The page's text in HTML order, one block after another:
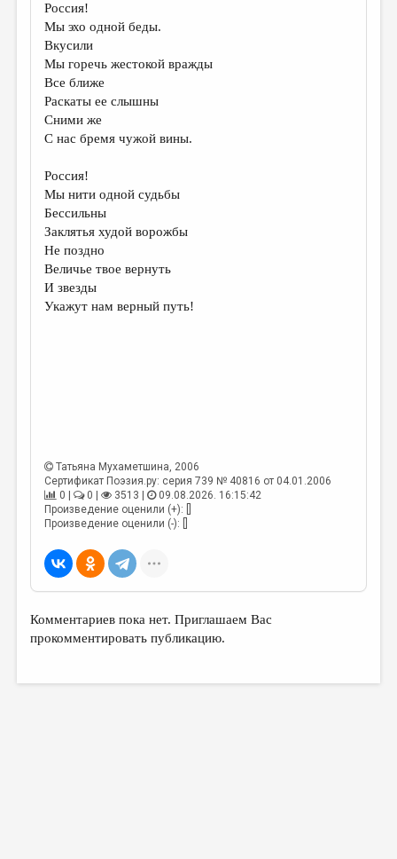
Россия!
Мы эхо одной беды.
Вкусили
Мы горечь жестокой вражды
Все ближе
Раскаты ее слышны
Сними же
С нас бремя чужой вины.
Россия!
Мы нити одной судьбы
Бессильны
Заклятья худой ворожбы
Не поздно
Величье твое вернуть
И звезды
Укажут нам верный путь!
Татьяна Мухаметшина, 2006
Сертификат Поэзия.ру: серия 739 № 40816 от 04.01.2006
0 |
0 | 3513 |
09.08.2026. 16:15:42
Произведение оценили (+): []
Произведение оценили (-): []
Комментариев пока нет. Приглашаем Вас
прокомментировать публикацию.